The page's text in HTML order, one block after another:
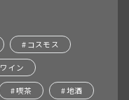
コスモス
ワイン
喫茶 地酒